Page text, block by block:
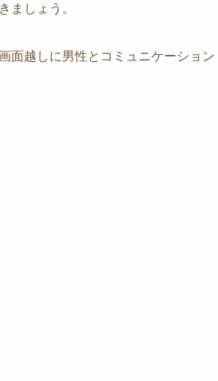
ましょう。
面越しに男性とコミュニケーション